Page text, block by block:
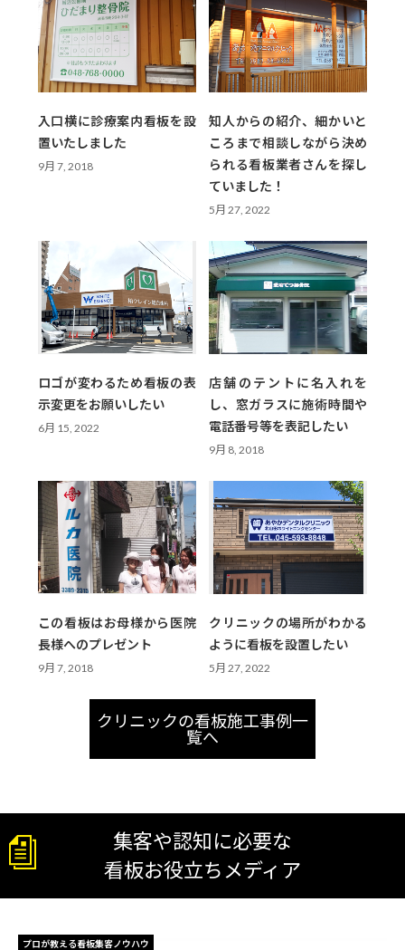
入口横に診療案内看板を設
置いたしました
9月 7, 2018
知人からの紹介、細かいと
ころまで相談しながら決め
られる看板業者さんを探し
ていました！
5月 27, 2022
ロゴが変わるため看板の表
示変更をお願いしたい
6月 15, 2022
店舗のテントに名入れを
し、窓ガラスに施術時間や
電話番号等を表記したい
9月 8, 2018
この看板はお母様から医院
長様へのプレゼント
9月 7, 2018
クリニックの場所がわかる
ように看板を設置したい
5月 27, 2022
クリニックの看板施工事例一
覧へ
集客や認知に必要な
看板お役立ちメディア
プロが教える看板集客ノウハウ